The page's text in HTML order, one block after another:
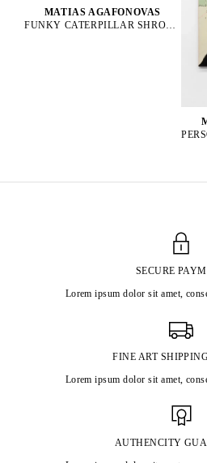
MATIAS AGAFONOVAS
FUNKY CATERPILLAR SHROOM PARTY, 2025
SECURE
Lorem ipsum dolor sit amet,
FINE ART
Lorem ipsum dolor sit amet,
AUTHENCITY